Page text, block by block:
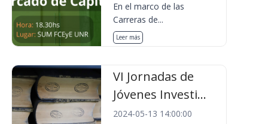
En el marco de las
Carreras de...
Leer más
VI Jornadas de
Jóvenes Investi...
2024-05-13 14:00:00